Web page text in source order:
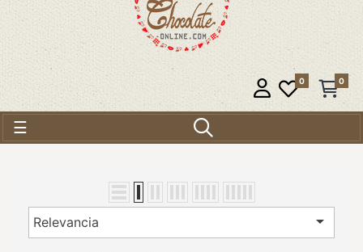
0 0
Navegación de palanca
☰
Relevancia 